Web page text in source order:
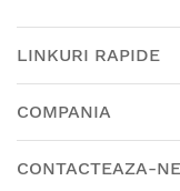
LINKURI RAPIDE
COMPANIA
CONTACTEAZA-